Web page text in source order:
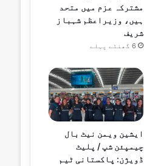
مشترکہ عزم میں متحد
ہیں، وزیراعظم شہباز
شریف
6 گھنٹے پہلے
ایشین ویمن نیٹ بال
چیمپئن شپ / پلیٹ
ڈویژن: پاکستانی ٹیم